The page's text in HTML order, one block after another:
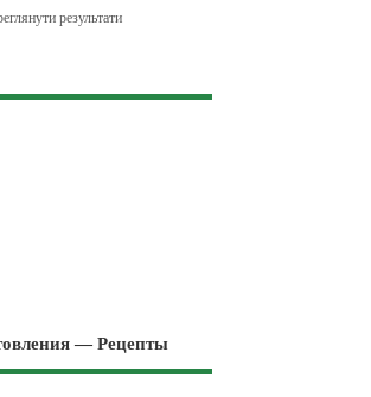
результати
— Рецепты